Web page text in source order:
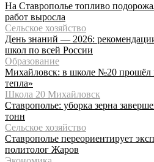
На Ставрополье топливо
работ выросла
Сельское хозяйство
День знаний — 2026:
школ по всей России
Образование
Михайловск: в школе №20 прошёл
тепла»
Школа 20 Михайловск
Ставрополье: уборка зерна
тонн
Сельское хозяйство
Ставрополье переориентирует
политолог Жаров